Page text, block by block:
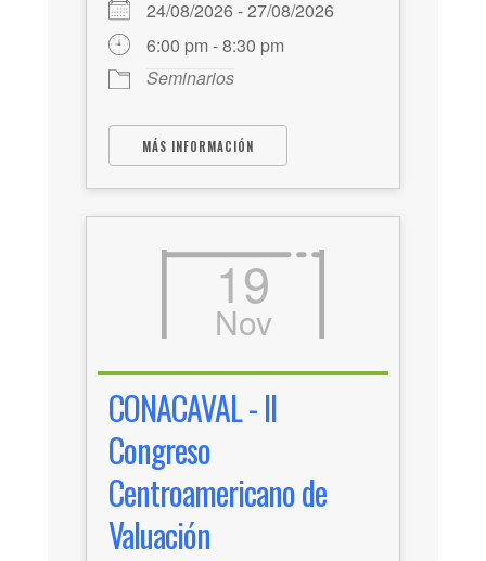
24/08/2026 - 27/08/2026
6:00 pm - 8:30 pm
Seminarios
MÁS INFORMACIÓN
19
Nov
CONACAVAL - II
Congreso
Centroamericano de
Valuación